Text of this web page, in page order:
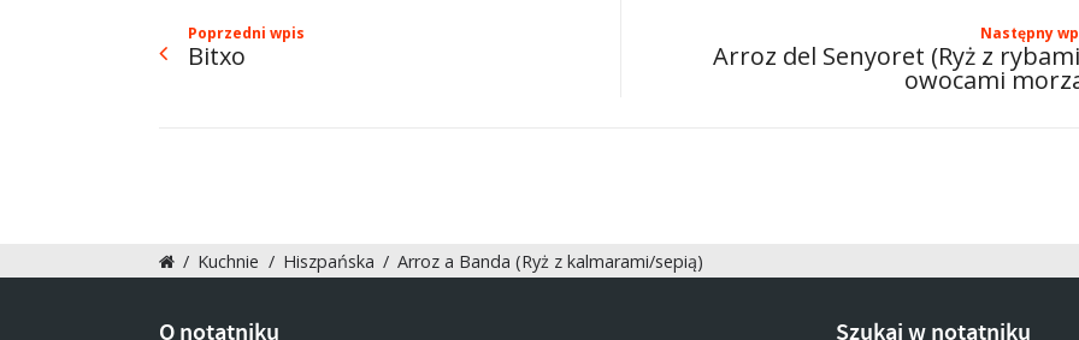
Poprzedni wpis
Bitxo
Następny
Arroz del Senyoret (Ryż z
owocami
/ Kuchnie / Hiszpańska / Arroz a Banda (Ryż z kalmarami/sepią)
O notatniku Szukaj w notatniku